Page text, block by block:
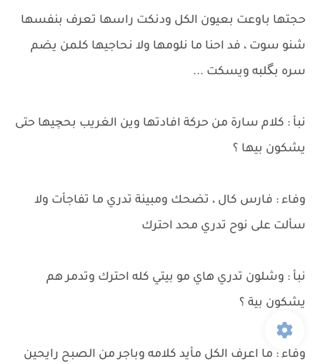
حجتها باوعت بعيون الكل ودنكت راسها تعرف بنفسها
شنو سوت ، فد احنا ما نلومها ولا نحاجيها كلمن يضم
سره بگلبه ويسكت ...
نبأ : كلام سارة من حركة افادتها وين الغريب بحچيها حتى
يشكون بيها ؟
وفاء : فارس كال ، تضحك ومبينة تدري ما تفاجأت ولا
سألت على نوح تدري محد احترك
نبأ : وشلون تدري هاي مو بيتي كله احترك وتدمر هم
يشكون بية ؟
وفاء : ما اعرف الكل مأيد كلامه وباجر من الصبح رايحين